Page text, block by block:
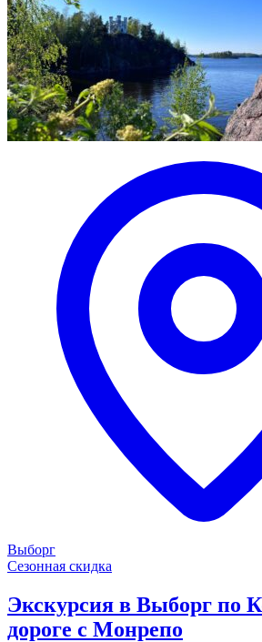
Выборг
Сезонная скидка
Экскурсия в Выборг по
дороге с Монрепо